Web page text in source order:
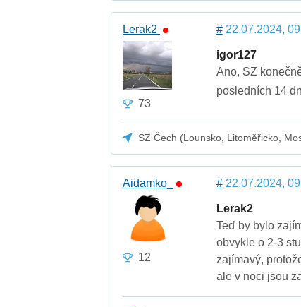
Lerak2
73
#22.07.2024,
igor127
Ano, SZ
posledních 14
SZ Čech (Lounsko, Litoměřicko,
Aidamko_
12
#22.07.2024,
Lerak2
Teď by bylo
obvykle o 2-3
zajímavý,
ale v noci jsou